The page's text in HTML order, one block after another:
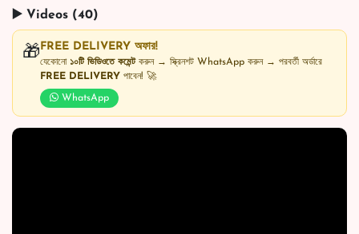
▶️ Videos (40)
🎁FREE DELIVERY অফার!
যেকোনো ১০টি ভিডিওতে কমেন্টকরুন → স্ক্রিনশট WhatsApp করুন → পরবর্তী অর্ডারে
FREE DELIVERY পাবেন! 🚀
WhatsApp